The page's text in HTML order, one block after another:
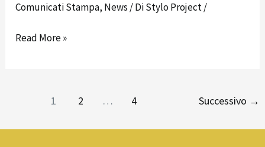
Comunicati Stampa, News/ DiStylo Project/
Read More »
1 2 … 4 Successivo →